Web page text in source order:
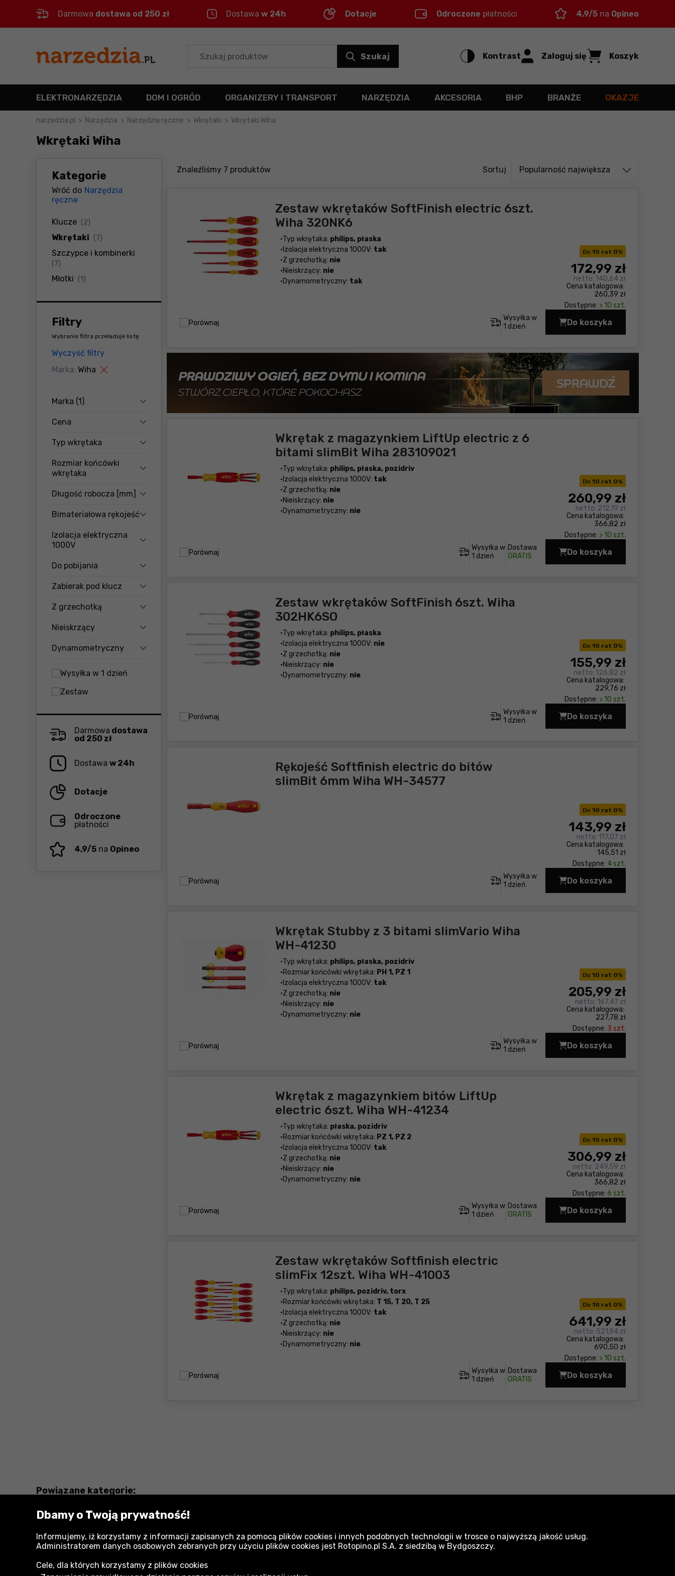
Menu główne
Filtry
Produkty
Stopka
Mapa strony
Darmowa dostawa od 250 zł Dostawa w 24h Dotacje Odroczone płatności 4,9/5 na Opineo
Szukaj Kontrast Zaloguj się Koszyk
ELEKTRONARZĘDZIA DOM I OGRÓD ORGANIZERY I TRANSPORT NARZĘDZIA AKCESORIA BHP BRANŻE OKAZJE
narzedzia.pl > Narzędzia > Narzędzia ręczne > Wkrętaki > Wkrętaki Wiha
Wkrętaki Wiha
Kategorie
Wróć do Narzędzia
ręczne
Klucze (2)
Wkrętaki (7)
Szczypce i kombinerki
(7)
Młotki (1)
Filtry
Wybranie filtra przeładuje listę
Wyczyść filtry
Marka: Wiha
Marka (1)
Cena
Typ wkrętaka
Rozmiar końcówki
wkrętaka
Długość robocza [mm]
Bimateriałowa rękojeść
Izolacja elektryczna
1000V
Do pobijania
Zabierak pod klucz
Z grzechotką
Nieiskrzący
Dynamometryczny
Wysyłka w 1 dzień
Zestaw
Darmowa dostawa
od 250 zł
Dostawa w 24h
Dotacje
Odroczone
płatności
4,9/5 na Opineo
Znaleźliśmy 7 produktów Sortuj Sortuj od
Popularność największa
Zestaw wkrętaków SoftFinish electric 6szt.
Wiha 320NK6
Typ wkrętaka: philips, płaska
Izolacja elektryczna 1000V: tak
Z grzechotką: nie
Nieiskrzący: nie
Dynamometryczny: tak
Do 10 rat 0%
Cena katalogowa:
260,39 zł
172,99 zł
netto: 140,64 zł
Dostępne: > 10 szt.
Porównaj
Wysyłka w
1 dzień
Do koszyka
Zestaw wkrętaków
Wkrętak z magazynkiem LiftUp electric z 6
bitami slimBit Wiha 283109021
Typ wkrętaka: philips, płaska, pozidriv
Izolacja elektryczna 1000V: tak
Z grzechotką: nie
Nieiskrzący: nie
Dynamometryczny: nie
Do 10 rat 0%
Cena katalogowa:
366,82 zł
260,99 zł
netto: 212,19 zł
Dostępne: > 10 szt.
Porównaj
Wysyłka w
1 dzień
Dostawa
GRATIS
Do koszyka
Wkrętak z
Zestaw wkrętaków SoftFinish 6szt. Wiha
302HK6SO
Typ wkrętaka: philips, płaska
Izolacja elektryczna 1000V: nie
Z grzechotką: nie
Nieiskrzący: nie
Dynamometryczny: nie
Do 10 rat 0%
Cena katalogowa:
229,76 zł
155,99 zł
netto: 126,82 zł
Dostępne: > 10 szt.
Porównaj
Wysyłka w
1 dzień
Do koszyka
Zestaw wkrętaków
Rękojeść Softfinish electric do bitów
slimBit 6mm Wiha WH-34577
Do 10 rat 0%
Cena katalogowa:
145,51 zł
143,99 zł
netto: 117,07 zł
Dostępne: 4 szt.
Porównaj
Wysyłka w
1 dzień
Do koszyka
Rękojeść Softfinish
Wkrętak Stubby z 3 bitami slimVario Wiha
WH-41230
Typ wkrętaka: philips, płaska, pozidriv
Rozmiar końcówki wkrętaka: PH 1, PZ 1
Izolacja elektryczna 1000V: tak
Z grzechotką: nie
Nieiskrzący: nie
Dynamometryczny: nie
Do 10 rat 0%
Cena katalogowa:
227,78 zł
205,99 zł
netto: 167,47 zł
Dostępne: 3 szt.
Porównaj
Wysyłka w
1 dzień
Do koszyka
Wkrętak Stubby z 3
Wkrętak z magazynkiem bitów LiftUp
electric 6szt. Wiha WH-41234
Typ wkrętaka: płaska, pozidriv
Rozmiar końcówki wkrętaka: PZ 1, PZ 2
Izolacja elektryczna 1000V: tak
Z grzechotką: nie
Nieiskrzący: nie
Dynamometryczny: nie
Do 10 rat 0%
Cena katalogowa:
366,82 zł
306,99 zł
netto: 249,59 zł
Dostępne: 6 szt.
Porównaj
Wysyłka w
1 dzień
Dostawa
GRATIS
Do koszyka
Wkrętak z
Zestaw wkrętaków Softfinish electric
slimFix 12szt. Wiha WH-41003
Typ wkrętaka: philips, pozidriv, torx
Rozmiar końcówki wkrętaka: T 15, T 20, T 25
Izolacja elektryczna 1000V: tak
Z grzechotką: nie
Nieiskrzący: nie
Dynamometryczny: nie
Do 10 rat 0%
Cena katalogowa:
690,50 zł
641,99 zł
netto: 521,94 zł
Dostępne: > 10 szt.
Porównaj
Wysyłka w
1 dzień
Dostawa
GRATIS
Do koszyka
Zestaw wkrętaków
Powiązane kategorie:
Wiha
Narzędzia Wiha Narzędzia ręczne Wiha Szczypce boczne Wiha
Dbamy o Twoją prywatność!
Informujemy, iż korzystamy z informacji zapisanych za pomocą plików cookies i innych podobnych technologii w trosce o najwyższą jakość usług.
Administratorem danych osobowych zebranych przy użyciu plików cookies jest Rotopino.pl S.A. z siedzibą w Bydgoszczy.
Cele, dla których korzystamy z plików cookies